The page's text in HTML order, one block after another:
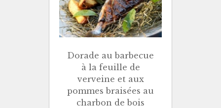
Dorade au barbecue
à la feuille de
verveine et aux
pommes braisées au
charbon de bois